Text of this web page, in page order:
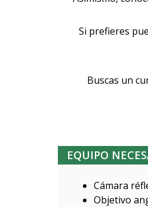
Si prefieres
Buscas un
EQUIPO
Cámara
Objetivo